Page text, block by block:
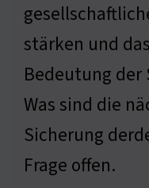
stärken und
Bedeutung
Was sind die
Sicherung
Frage offen.